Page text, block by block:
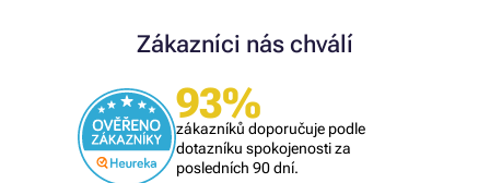
Zákazníci nás chválí
93%
zákazníků doporučuje podle
dotazníku spokojenosti za
posledních 90 dní.